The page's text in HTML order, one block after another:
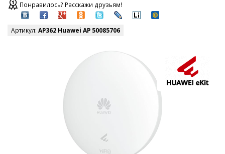
Понравилось? Расскажи друзьям!
Артикул: AP362 Huawei AP 50085706